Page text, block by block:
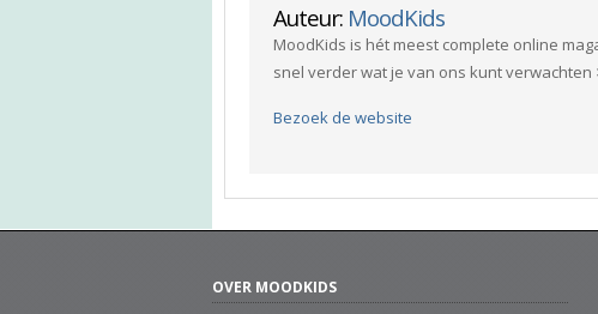
Auteur: MoodKids
MoodKids is hét meest complete online
snel verder wat je van ons kunt verwachten
Bezoek de website
OVER MOODKIDS